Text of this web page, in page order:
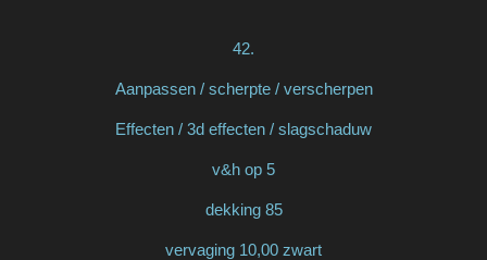
42.
Aanpassen / scherpte / verscherpen
Effecten / 3d effecten / slagschaduw
v&h op 5
dekking 85
vervaging 10,00 zwart